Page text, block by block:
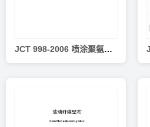
JCT 998-2006 喷涂聚氨酯硬泡体保温材料